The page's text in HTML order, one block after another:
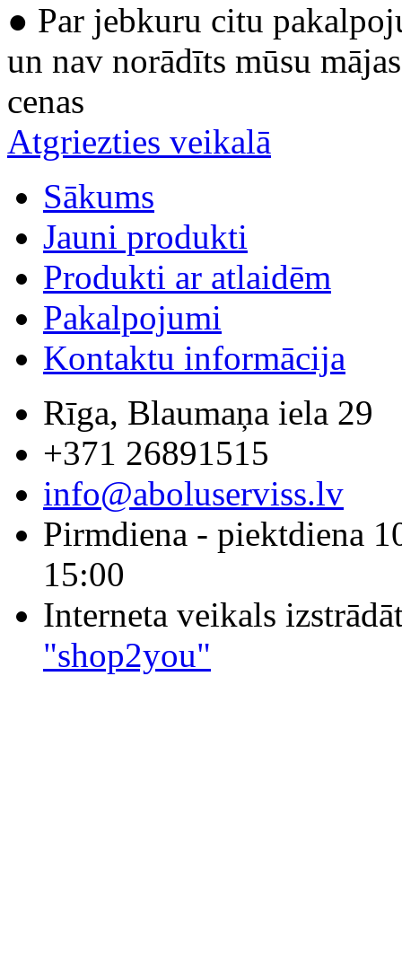
● Par jebkuru citu
un nav norādīts mūsu
cenas
Atgriezties veikalā
Sākums
Jauni produkti
Produkti ar atlaidēm
Pakalpojumi
Kontaktu informācija
Rīga, Blaumaņa iela 29
+371 26891515
info@aboluserviss.lv
Pirmdiena - piektdiena
15:00
Interneta veikals
"shop2you"